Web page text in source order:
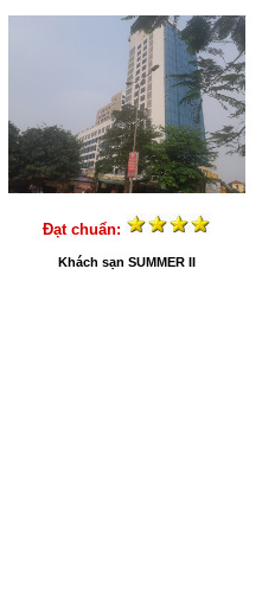
Đạt chuẩn:
Khách sạn SUMMER II